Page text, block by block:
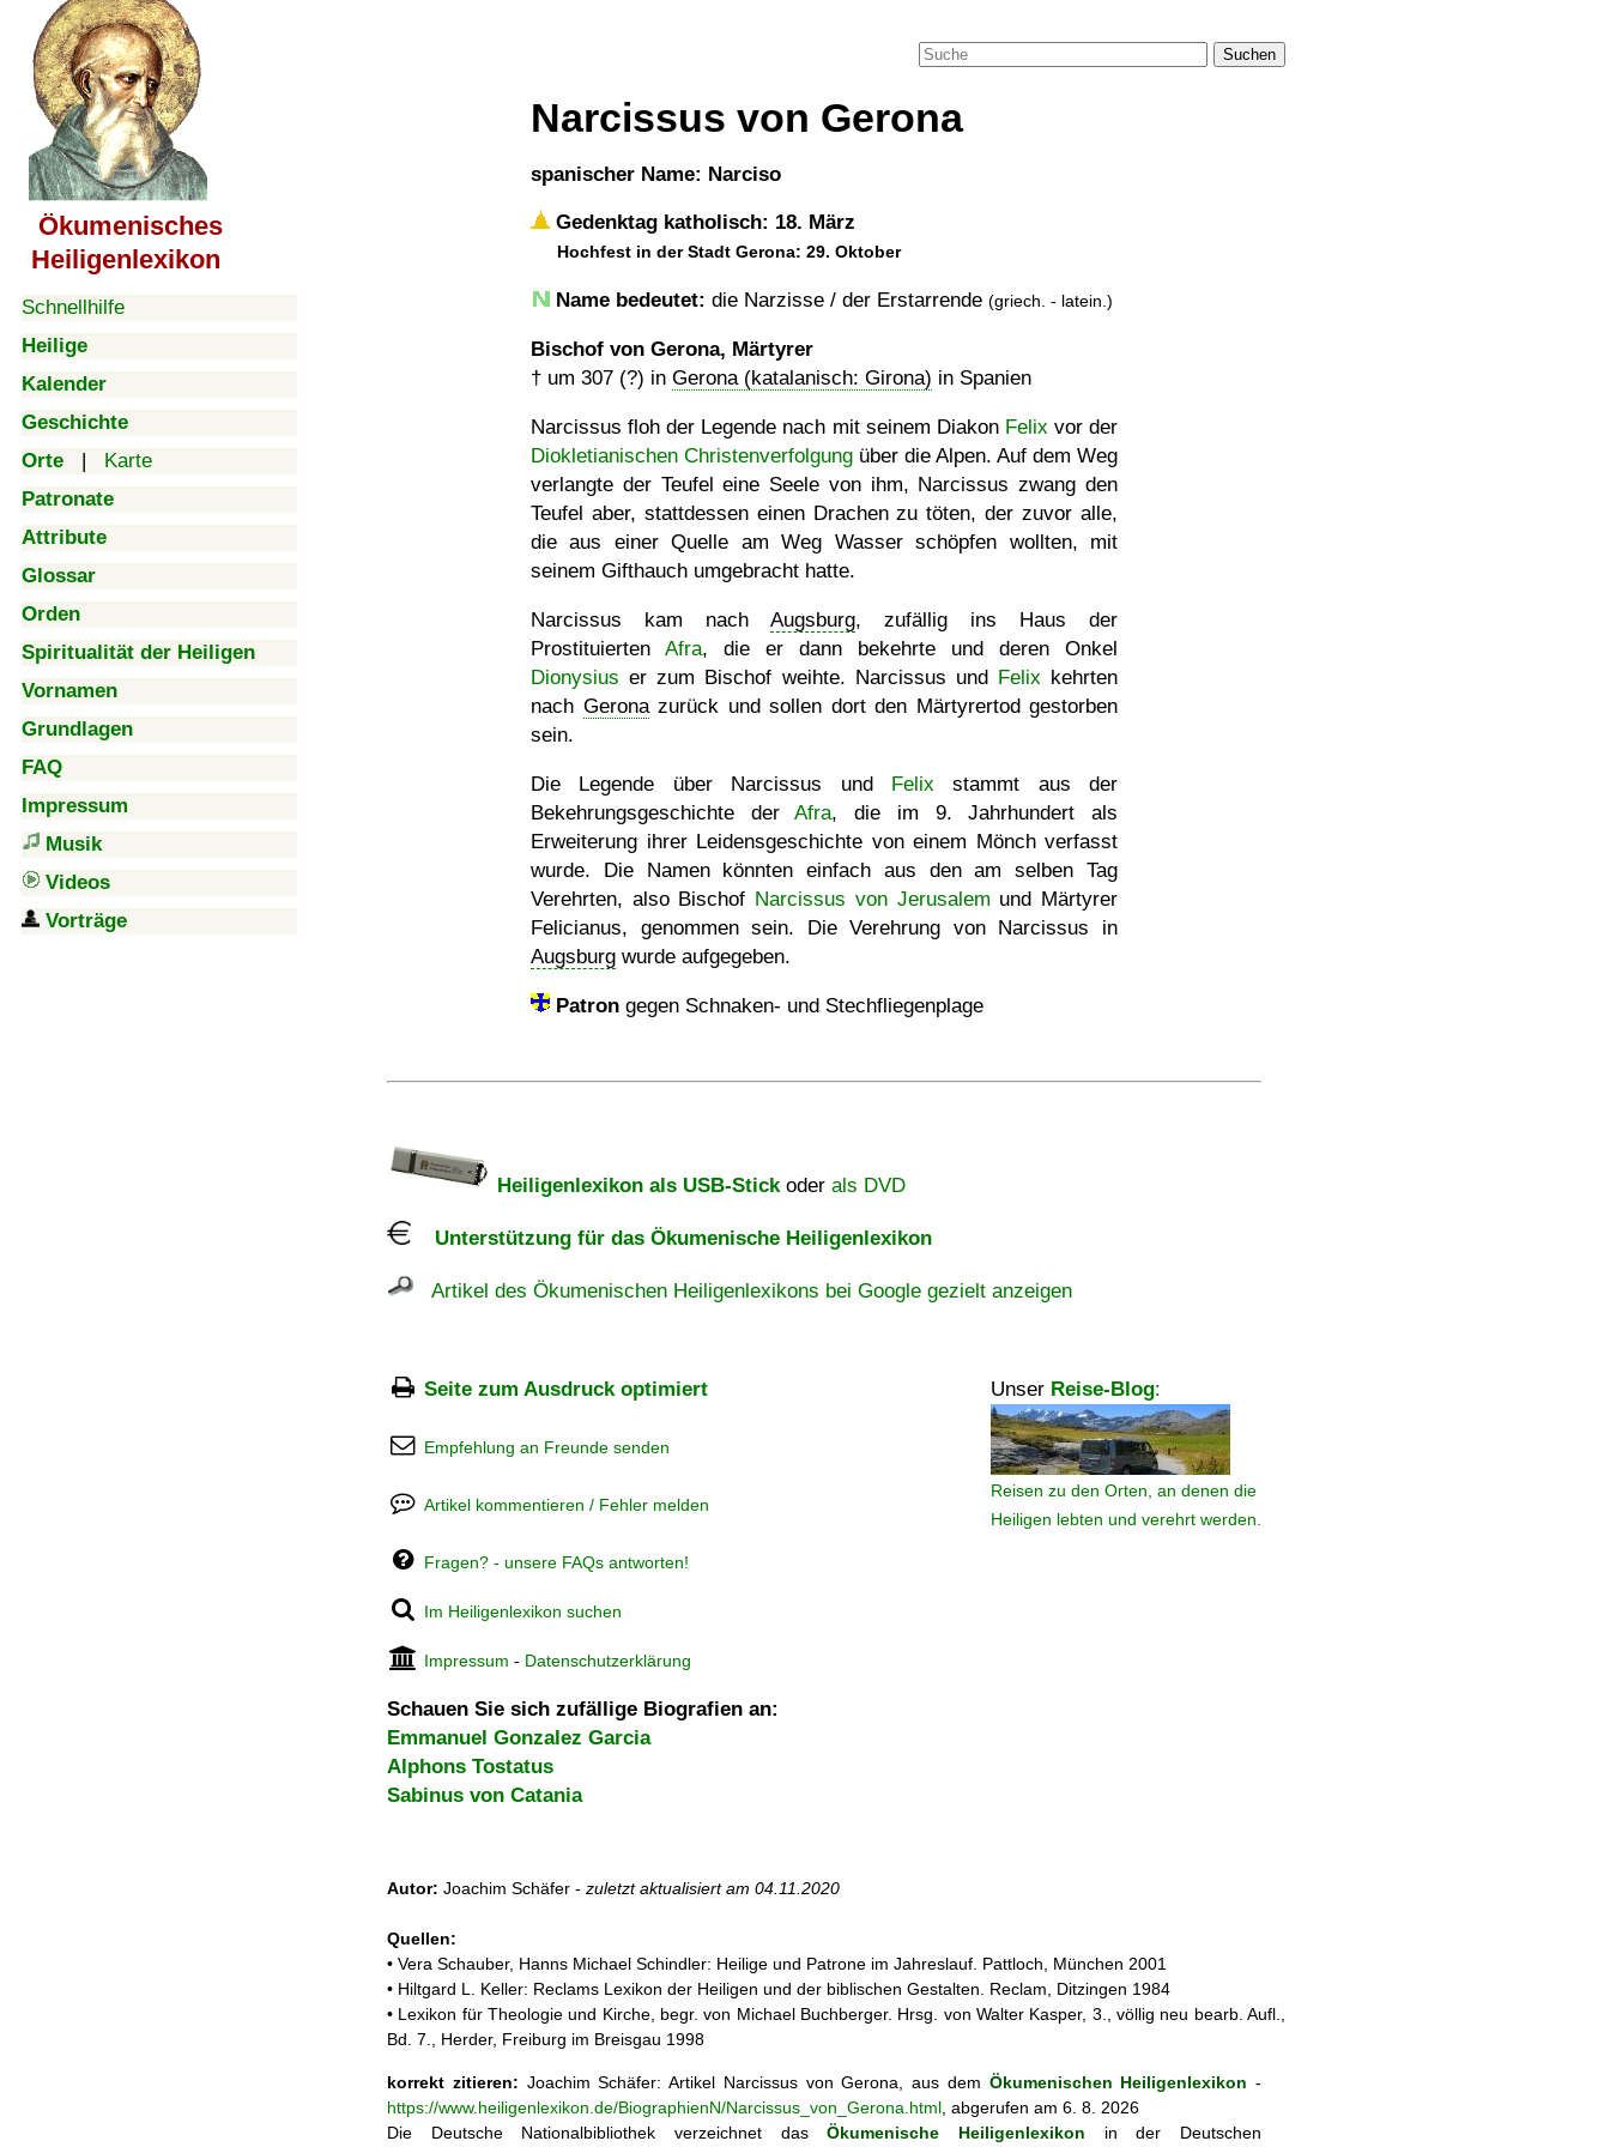
Ökumenisches
Heiligenlexikon
Schnellhilfe
Heilige
Kalender
Geschichte
Orte | Karte
Patronate
Attribute
Glossar
Orden
Spiritualität der Heiligen
Vornamen
Grundlagen
FAQ
Impressum
Musik
Videos
Vorträge
Suchen
Narcissus von Gerona
spanischer Name: Narciso
Gedenktag katholisch: 18. März
Hochfest in der Stadt Gerona: 29. Oktober
Name bedeutet: die Narzisse / der Erstarrende (griech. - latein.)
Bischof von Gerona, Märtyrer
† um 307 (?) in Gerona (katalanisch: Girona) in Spanien
Narcissus floh der Legende nach mit seinem Diakon Felix vor der
Diokletianischen Christenverfolgung über die Alpen. Auf dem Weg
verlangte der Teufel eine Seele von ihm, Narcissus zwang den
Teufel aber, stattdessen einen Drachen zu töten, der zuvor alle,
die aus einer Quelle am Weg Wasser schöpfen wollten, mit
seinem Gifthauch umgebracht hatte.
Narcissus kam nach Augsburg, zufällig ins Haus der
Prostituierten Afra, die er dann bekehrte und deren Onkel
Dionysius er zum Bischof weihte. Narcissus und Felix kehrten
nach Geronazurück und sollen dort den Märtyrertod gestorben
sein.
Die Legende über Narcissus und Felix stammt aus der
Bekehrungsgeschichte derAfra, die im 9. Jahrhundert als
Erweiterung ihrer Leidensgeschichte von einem Mönch verfasst
wurde. Die Namen könnten einfach aus den am selben Tag
Verehrten, also Bischof Narcissus von Jerusalem und Märtyrer
Felicianus, genommen sein. Die Verehrung von Narcissus in
Augsburg wurde aufgegeben.
Patron gegen Schnaken- und Stechfliegenplage
Heiligenlexikon als USB-Stickoder als DVD
Unterstützung für das Ökumenische Heiligenlexikon
Artikel des Ökumenischen Heiligenlexikons bei Google gezielt anzeigen
Seite zum Ausdruck optimiert Unser Reise-Blog:
Reisen zu den Orten, an denen die
Heiligen lebten und verehrt werden.
Empfehlung an Freunde senden
Artikel kommentieren / Fehler melden
Fragen? - unsere FAQs antworten!
Im Heiligenlexikon suchen
Impressum - Datenschutzerklärung
Schauen Sie sich zufällige Biografien an:
Emmanuel Gonzalez Garcia
Alphons Tostatus
Sabinus von Catania
Autor: Joachim Schäfer - zuletzt aktualisiert am 04.11.2020
Quellen:
• Vera Schauber, Hanns Michael Schindler: Heilige und Patrone im Jahreslauf. Pattloch, München 2001
• Hiltgard L. Keller: Reclams Lexikon der Heiligen und der biblischen Gestalten. Reclam, Ditzingen 1984
• Lexikon für Theologie und Kirche, begr. von Michael Buchberger. Hrsg. von Walter Kasper, 3., völlig neu bearb. Aufl.,
Bd. 7., Herder, Freiburg im Breisgau 1998
korrekt zitieren: Joachim Schäfer: Artikel Narcissus von Gerona, aus dem Ökumenischen Heiligenlexikon -
https://www.heiligenlexikon.de/BiographienN/Narcissus_von_Gerona.html , abgerufen am 6. 8. 2026
Die Deutsche Nationalbibliothek verzeichnet dasÖkumenische Heiligenlexikon in der Deutschen